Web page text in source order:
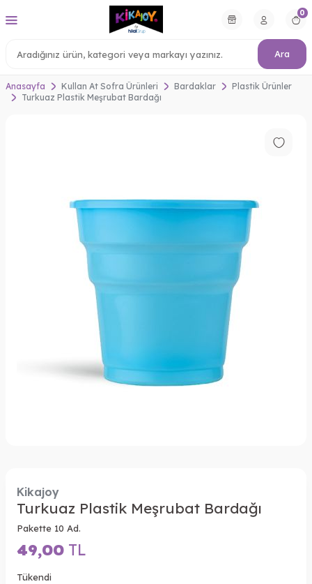
Ara
0
Anasayfa Kullan At Sofra Ürünleri Bardaklar
Plastik Ürünler
Turkuaz Plastik Meşrubat Bardağı
Kikajoy
Turkuaz Plastik Meşrubat Bardağı
Pakette 10 Ad.
49,00 TL
Tükendi